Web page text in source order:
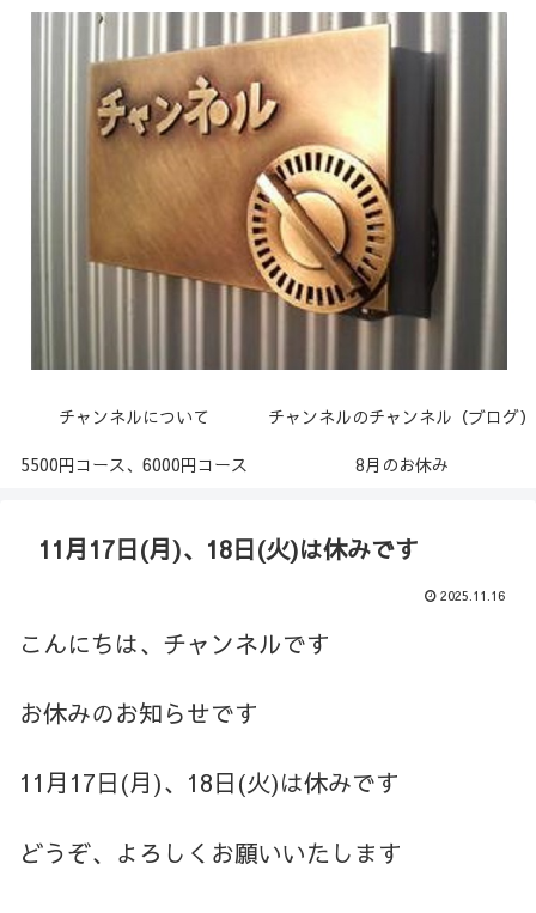
チャンネルについて
チャンネルのチャンネル（ブログ）
5500円コース、6000円コース
8月のお休み
11月17日(月)、18日(火)は休みです
2025.11.16
こんにちは、チャンネルです
お休みのお知らせです
11月17日(月)、18日(火)は休みです
どうぞ、よろしくお願いいたします